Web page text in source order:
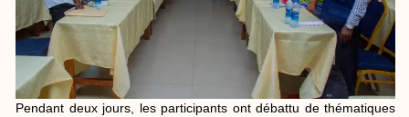
Pendant deux jours, les participants ont débattu de thématiques